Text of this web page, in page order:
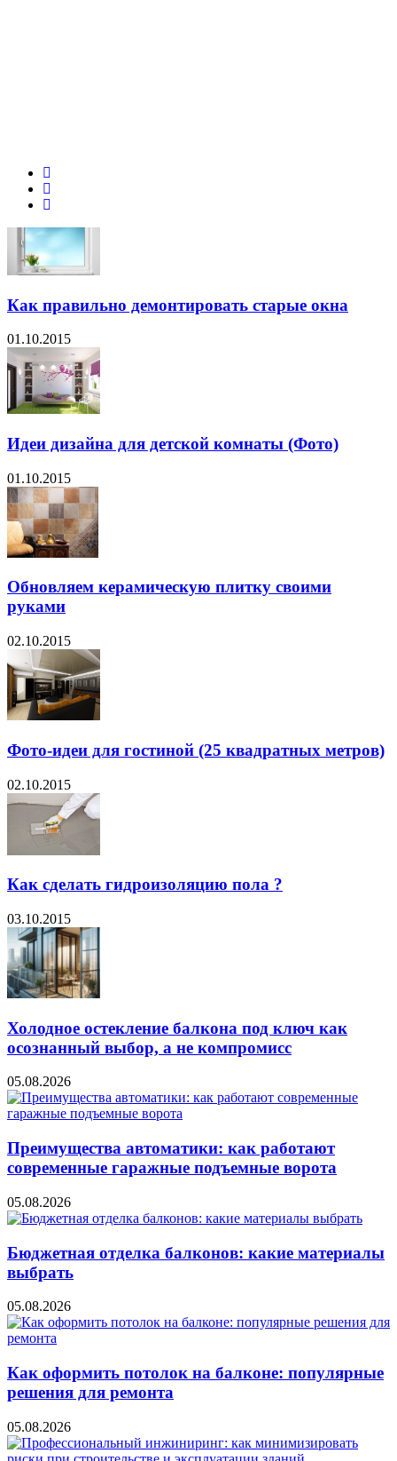
Как правильно демонтировать старые окна
01.10.2015
Идеи дизайна для детской комнаты (Фото)
01.10.2015
Обновляем керамическую плитку своими
руками
02.10.2015
Фото-идеи для гостиной (25 квадратных метров)
02.10.2015
Как сделать гидроизоляцию пола ?
03.10.2015
Холодное остекление балкона под ключ как
осознанный выбор, а не компромисс
05.08.2026
Преимущества автоматики: как работают
современные гаражные подъемные ворота
05.08.2026
Бюджетная отделка балконов: какие материалы
выбрать
05.08.2026
Как оформить потолок на балконе: популярные
решения для ремонта
05.08.2026